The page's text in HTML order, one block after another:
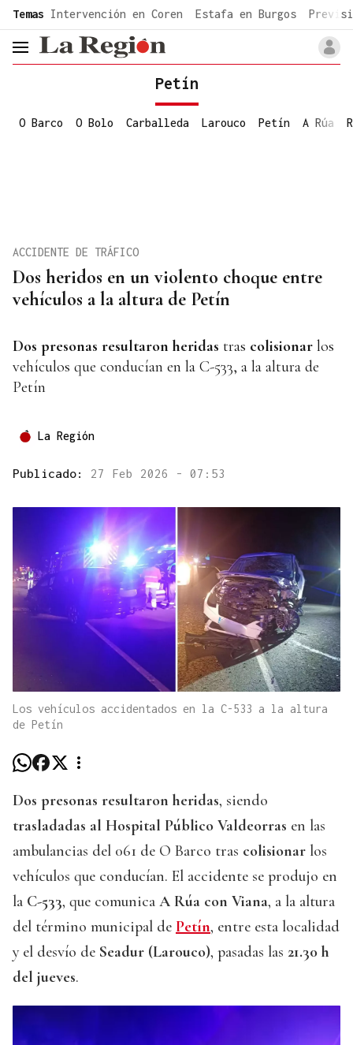
common.go-to-content
Temas Intervención en Coren Estafa en Burgos
header.menu.open
Petín
O Barco O Bolo Carballeda Larouco Petín A Rúa
Dos heridos en un violento choque entre
vehículos a la altura de Petín
ACCIDENTE DE TRÁFICO
Dos presonas resultaron heridas tras colisionar los
vehículos que conducían en la C-533, a la altura de
Petín
La Región
Publicado: 27 Feb 2026 - 07:53
Los vehículos accidentados en la C-533 a la altura
de Petín
Dos presonas resultaron heridas, siendo
trasladadas al Hospital Público Valdeorras en las
ambulancias del 061 de O Barco tras colisionar los
vehículos que conducían. El accidente se produjo en
la C-533, que comunica A Rúa con Viana, a la altura
del término municipal de Petín, entre esta localidad
y el desvío de Seadur (Larouco), pasadas las 21.30 h
del jueves.